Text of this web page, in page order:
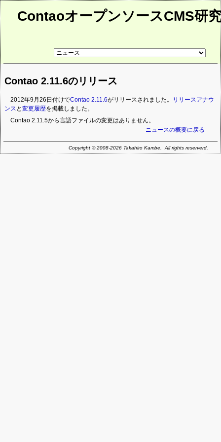
ContaoオープンソースCMS研
リ
ペ
ー
Contao 2.11.6のリリース
2012年9月26日付けでContao 2.11.6がリリースされました。
リリースアナウ
ンス と変更履歴を掲載しました。
Contao 2.11.5から言語ファイルの変更はありません。
ニュースの概要に戻る
Copyright © 2008-2026 Takahiro Kambe. All rights reserverd.